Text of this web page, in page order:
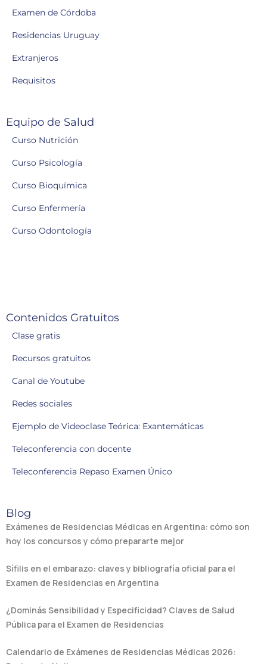
Examen de Córdoba
Residencias Uruguay
Extranjeros
Requisitos
Equipo de Salud
Curso Nutrición
Curso Psicología
Curso Bioquímica
Curso Enfermería
Curso Odontología
Contenidos Gratuitos
Clase gratis
Recursos gratuitos
Canal de Youtube
Redes sociales
Ejemplo de Videoclase Teórica: Exantemáticas
Teleconferencia con docente
Teleconferencia Repaso Examen Único
Blog
Exámenes de Residencias Médicas en Argentina: cómo son
hoy los concursos y cómo prepararte mejor
Sífilis en el embarazo: claves y bibliografía oficial para el
Examen de Residencias en Argentina
¿Dominás Sensibilidad y Especificidad? Claves de Salud
Pública para el Examen de Residencias
Calendario de Exámenes de Residencias Médicas 2026: